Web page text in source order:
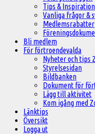
Tips & Inspiration
Vanliga frågor &
Medlemsrabatter
Bli medlem
För förtroendevalda
Nyheter och tips
Styrelsesidan
Bildbanken
Dokument för
Lägg till aktivitet
Kom igång med
Länktips
Översikt
Logga ut